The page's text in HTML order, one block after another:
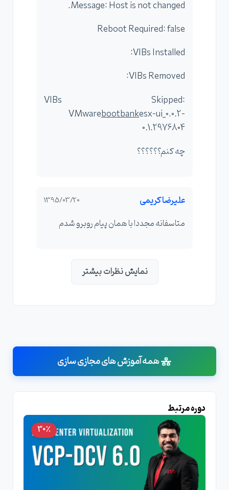
Message: Host is not changed.
Reboot Required: false
VIBs Installed:
VIBs Removed:
VIBs Skipped:
VMwarebootbankesx-ui_0.0.2-
0.1.2976804
چه کنم؟؟؟؟؟؟
علیرضا کریمی 1395/03/20
متاسفانه مجددا با همان پیام روبرو شدم
نمایش نظرات بیشتر
همه آموزش های مجازی سازی
دوره مرتبط
30٪